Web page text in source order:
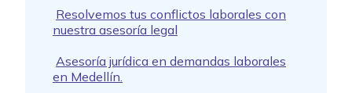
Resolvemos tus conflictos laborales con
nuestra asesoría legal
Asesoría jurídica en demandas laborales
en Medellín.